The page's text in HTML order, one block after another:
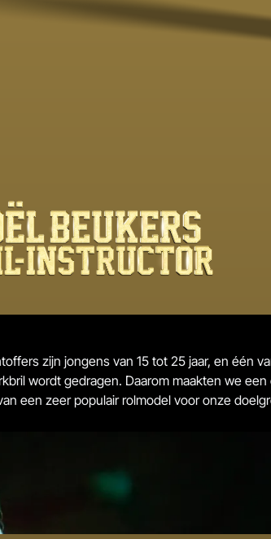
zijn jongens van 15 tot 25 jaar, en één
wordt gedragen. Daarom maakten we
een zeer populair rolmodel voor onze